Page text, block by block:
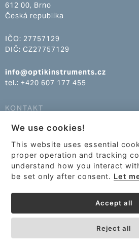
612 00, Brno
Česká republika
IČO: 27757129
DIČ: CZ27757129
info@optikinstruments.cz
tel.: +420 607 177 455
KONTAKT
info@optikinstruments.cz
tel.: +420 607 177 455
We use cookies!
This website uses essential
proper operation and tracking
understand how you interact
be set only after consent. Let
Accept all
Reject all